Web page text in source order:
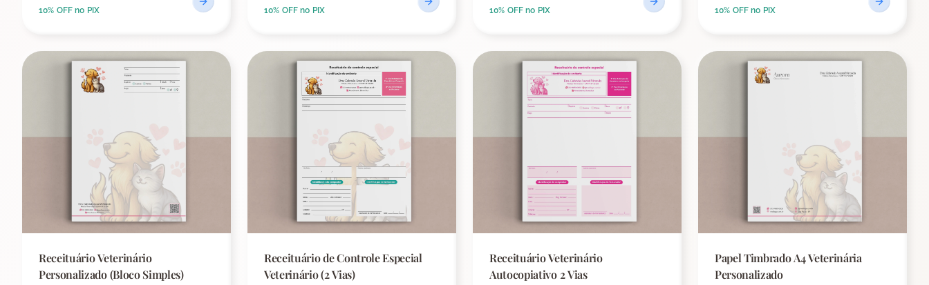
10% OFF no PIX 10% OFF no PIX 10% OFF no PIX 10% OFF no PIX
Receituário Veterinário
Personalizado (Bloco Simples)
Receituário de Controle Especial
Veterinário (2 Vias)
Receituário Veterinário
Autocopiativo 2 Vias
Papel Timbrado A4 Veterinária
Personalizado